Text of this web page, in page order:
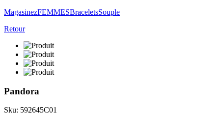
MagasinezFEMMESBraceletsSouple
Retour
Pandora
Sku: 592645C01